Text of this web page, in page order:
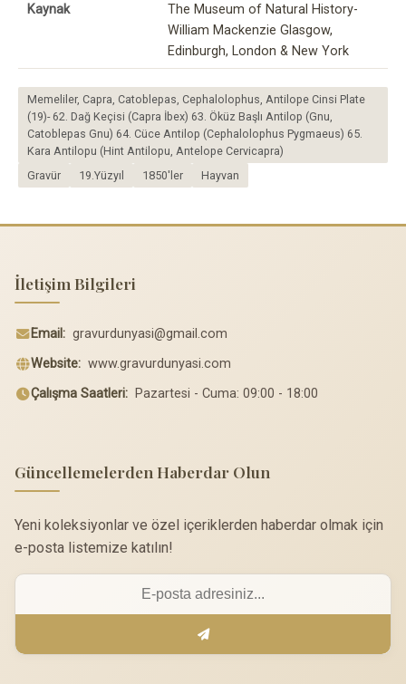
Kaynak
The Museum of Natural History-
William Mackenzie Glasgow,
Edinburgh, London & New York
Memeliler, Capra, Catoblepas, Cephalolophus, Antilope Cinsi Plate
(19)- 62. Dağ Keçisi (Capra İbex) 63. Öküz Başlı Antilop (Gnu,
Catoblepas Gnu) 64. Cüce Antilop (Cephalolophus Pygmaeus) 65.
Kara Antilopu (Hint Antilopu, Antelope Cervicapra)
Gravür
19.Yüzyıl 1850'ler Hayvan
İletişim Bilgileri
Email: gravurdunyasi@gmail.com
Website: www.gravurdunyasi.com
Çalışma Saatleri: Pazartesi - Cuma: 09:00 - 18:00
Güncellemelerden Haberdar Olun
Yeni koleksiyonlar ve özel içeriklerden haberdar olmak için
e-posta listemize katılın!